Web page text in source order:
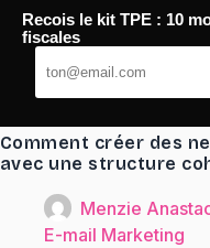
Passer
contenu
TaqTaq
Comment créer des
avec une structure
Menzie
E-mail Marketing
Recois le kit TPE : 10
fiscales